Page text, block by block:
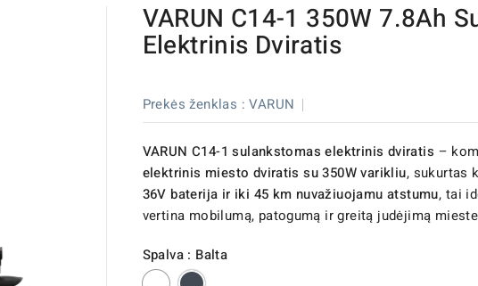
VARUN C14-1 350W 7.8Ah
Elektrinis Dviratis
Prekės ženklas : VARUN
VARUN C14-1 sulankstomas elektrinis dviratis –
elektrinis miesto dviratis su 350W varikliu, sukurtas
36V baterija ir iki 45 km nuvažiuojamu atstumu, tai
vertina mobilumą, patogumą ir greitą judėjimą
Spalva : Balta
BaltaJuoda